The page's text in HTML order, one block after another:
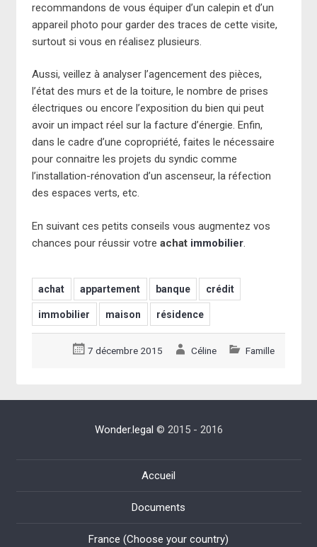
recommandons de vous équiper d’un calepin et d’un
appareil photo pour garder des traces de cette visite,
surtout si vous en réalisez plusieurs.
Aussi, veillez à analyser l’agencement des pièces,
l’état des murs et de la toiture, le nombre de prises
électriques ou encore l’exposition du bien qui peut
avoir un impact réel sur la facture d’énergie. Enfin,
dans le cadre d’une copropriété, faites le nécessaire
pour connaitre les projets du syndic comme
l’installation-rénovation d’un ascenseur, la réfection
des espaces verts, etc.
En suivant ces petits conseils vous augmentez vos
chances pour réussir votre achat immobilier
achat appartement banque crédit
immobilier maison résidence
7 décembre 2015 Céline Famille
Wonder.legal © 2015 - 2016
Accueil
Documents
France (Choose your country)